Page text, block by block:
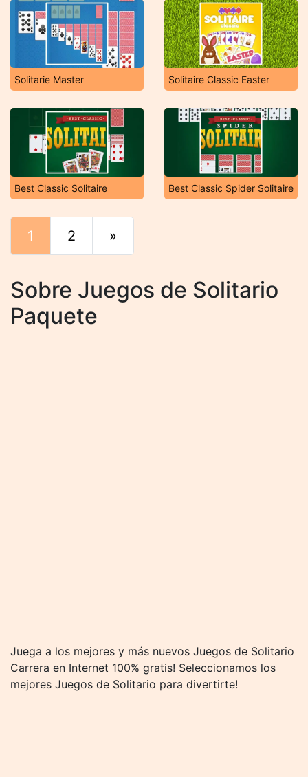
Solitarie Master Solitaire Classic Easter
Best Classic Solitaire Best Classic Spider Solitaire
1 2 »
Sobre Juegos de Solitario
Paquete
Juega a los mejores y más nuevos Juegos de Solitario
Carrera en Internet 100% gratis! Seleccionamos los
mejores Juegos de Solitario para divertirte!